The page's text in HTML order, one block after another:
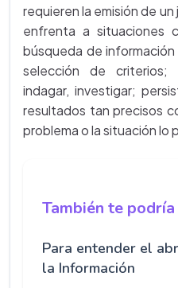
requieren la emisión de
enfrenta a situaciones
búsqueda de
selección de criterios;
indagar, investigar;
resultados tan precisos
problema o la situación lo
También te
Para entender el
la Información